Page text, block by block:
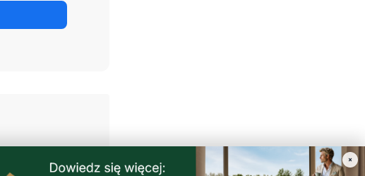
×